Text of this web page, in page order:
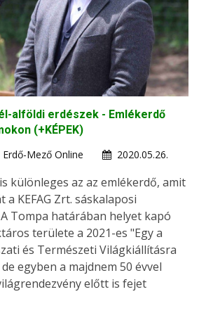
alföldi erdészek - Emlékerdő
(+KÉPEK)
Mező Online
2020.05.26.
különleges az az emlékerdő, amit
a KEFAG Zrt. sáskalaposi
Tompa határában helyet kapó
területe a 2021-es "Egy a
és Természeti Világkiállításra
egyben a majdnem 50 évvel
előtt is fejet